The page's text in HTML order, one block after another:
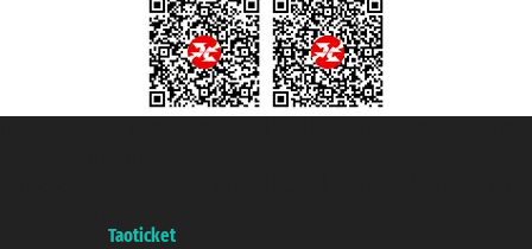
Taoticket